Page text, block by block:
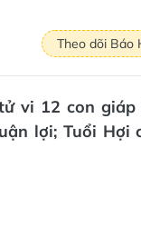
Theo dõi Báo
vi 12 con
lợi; Tuổi Hợi